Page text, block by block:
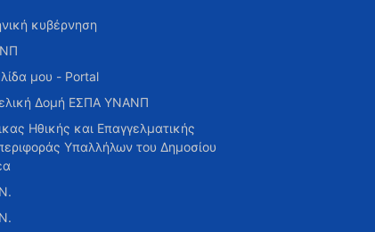
κυβέρνηση
μου - Portal
Δομή ΕΣΠΑ ΥΝΑΝΠ
Ηθικής και Επαγγελματικής
Υπαλλήλων του Δημοσίου